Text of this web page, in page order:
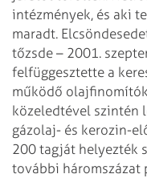
intézmények, és aki
maradt.
tőzsde – 2001.
felfüggesztette a
működő
közeledtével szintén
gázolaj- és kerozin-
200 tagját helyezték
további háromszázat